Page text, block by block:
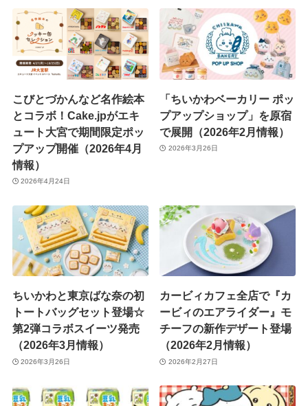
こびとづかんなど名作絵本
とコラボ！Cake.jpがエキ
ュート大宮で期間限定ポッ
プアップ開催（2026年4月
情報）
2026年4月24日
「ちいかわベーカリー ポッ
プアップショップ」を原宿
で展開（2026年2月情報）
2026年3月26日
ちいかわと東京ばな奈の初
トートバッグセット登場☆
第2弾コラボスイーツ発売
（2026年3月情報）
2026年3月26日
カービィカフェ全店で『カ
ービィのエアライダー』モ
チーフの新作デザート登場
（2026年2月情報）
2026年2月27日